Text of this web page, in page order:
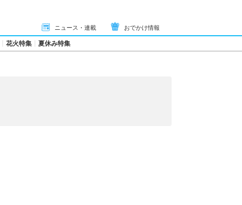
ニュース・連載 おでかけ情報
花火特集 夏休み特集